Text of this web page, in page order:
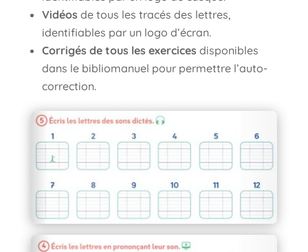
Vidéos de tous les tracés des lettres,
identifiables par un logo d’écran.
Corrigés de tous les exercices disponibles
dans le bibliomanuel pour permettre l’auto-
correction.